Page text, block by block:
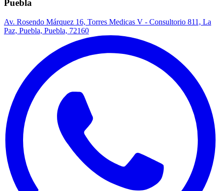
Puebla
Av. Rosendo Márquez 16, Torres Medicas V - Consultorio 811, La
Paz, Puebla, Puebla, 72160